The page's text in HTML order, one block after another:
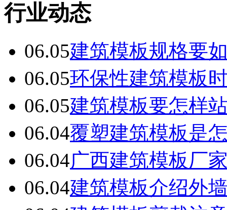
行业动态
06.05建筑模板规格要
06.05环保性建筑模板
06.05建筑模板要怎样
06.04覆塑建筑模板是
06.04广西建筑模板厂
06.04建筑模板介绍外